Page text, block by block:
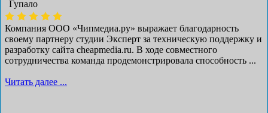
Гупало
Компания ООО «Чипмедиа.ру» выражает благодарность
своему партнеру студии Эксперт за техническую поддержку и
разработку сайта cheapmedia.ru. В ходе совместного
сотрудничества команда продемонстрировала способность ...
Читать далее ...